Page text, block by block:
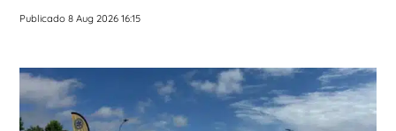
Publicado 8 Aug 2026 16:15